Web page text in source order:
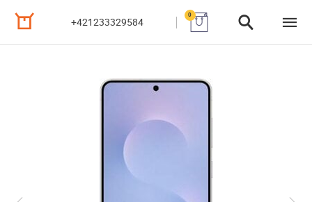
+421233329584
0